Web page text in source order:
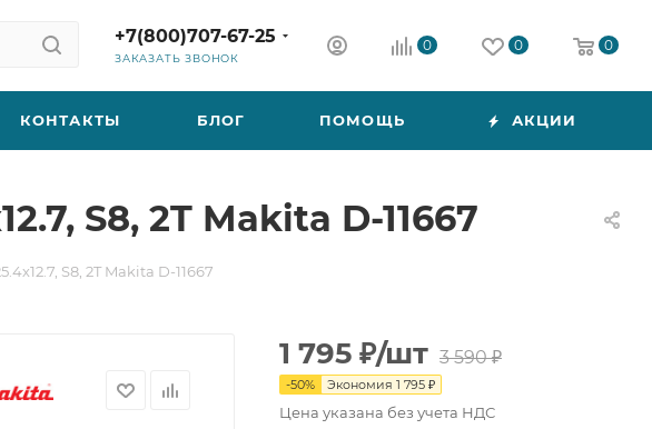
+7(800)707-67-25
ЗАКАЗАТЬ ЗВОНОК
0 0 0
КОНТАКТЫ БЛОГ ПОМОЩЬ АКЦИИ
S8, 2T Makita D-11667
S8, 2T Makita D-11667
1 795 ₽/шт 3 590₽
-50% Экономия 1 795 ₽
Цена указана без учета НДС